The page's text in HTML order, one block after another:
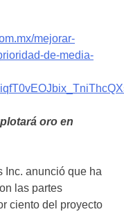
mejorar-
de-media-
oro en
Inc. anunció que ha
las partes
ciento del proyecto